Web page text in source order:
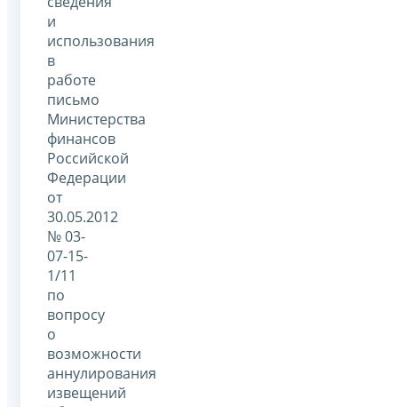
и
использования
в
работе
письмо
Министерства
финансов
Российской
Федерации
от
30.05.2012
№ 03-
07-15-
1/11
по
вопросу
о
возможности
аннулирования
извещений